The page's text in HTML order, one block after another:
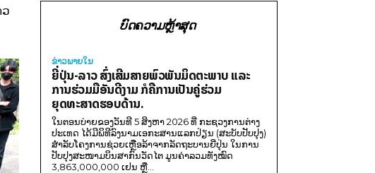
ບົດຄວາມຫຼ້າສຸດ
ຂ່າວພາຍ​ໃນ
ຍີ່ປຸ່ນ-ລາວ ສົ່ງເສີມສາຍພົວພັນມິດຕະພາບ ແລະ
ການຮ່ວມມືອັນດີງາມ ກໍຄືການເປັນຄູ່ຮ່ວມ
ຍຸດທະສາດຮອບດ້ານ.
ໃນຕອນບ່າຍຂອງວັນທີ 5 ສິງຫາ 2026 ທີ່ ກະຊວງການຕ່າງ
ປະເທດ ໄດ້ມີພິທີລົງນາມເອກະສານແລກປ່ຽນ (ສະບັບປັບປຸງ)
ສໍາລັບໂຄງການຊ່ວຍເຫຼືອລ້າຈາກລັດຖະບານຍີ່ປຸ່ນ ໃນການ
ປັບປຸງສະໜາມບິນສາກົນວັດໄຕ ມູນຄ່າລວມທັງໝົດ
3,863,000,000 ເຢນ ຫຼື...